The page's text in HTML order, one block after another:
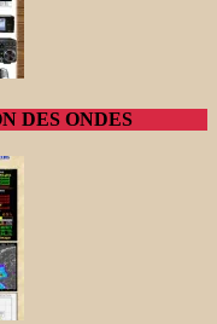
DES ONDES